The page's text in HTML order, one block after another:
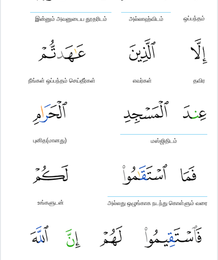
ஒப்பந்தம்
அல்லாஹ்விடம்
இன்னும் அவனுடைய தூதரிடம்
தவிர
எவர்கள்
நீங்கள் ஒப்பந்தம் செய்தீர்கள்
மஸ்ஜிதிடம்
புனித(மானது)
அல்லது ஒழுங்காக நடந்து கொள்ளும் வரை
உங்களுடன்